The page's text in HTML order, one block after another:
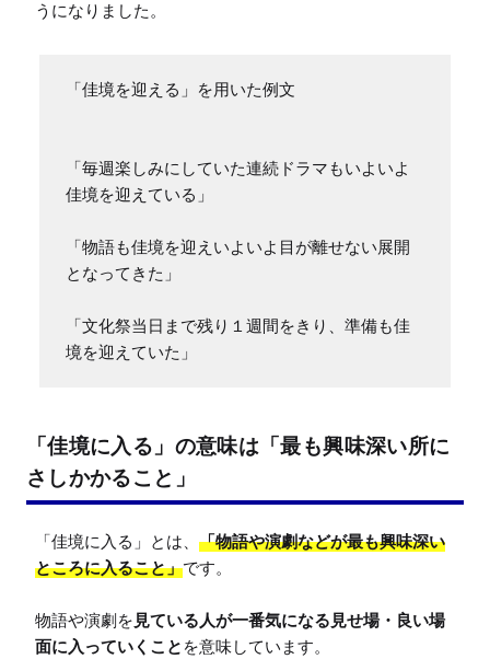
うになりました。
「佳境を迎える」を用いた例文
「毎週楽しみにしていた連続ドラマもいよいよ
佳境を迎えている」
「物語も佳境を迎えいよいよ目が離せない展開
となってきた」
「文化祭当日まで残り１週間をきり、準備も佳
境を迎えていた」
「佳境に入る」の意味は「最も興味深い所に
さしかかること」
「佳境に入る」とは、 「物語や演劇などが最も興味深い
ところに入ること」です。
物語や演劇を見ている人が一番気になる見せ場・良い場
面に入っていくこと を意味しています。